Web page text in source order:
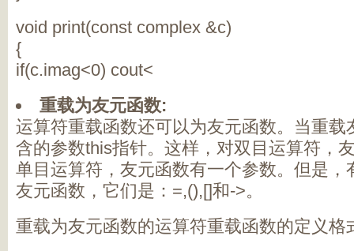
void print(const complex &c)
{
if(c.imag<0) cout<
重载为友元函数:
运算符重载函数还可以为友元函数。当重载
含的参数this指针。这样，对双目运算符，
单目运算符，友元函数有一个参数。但是，
友元函数，它们是：=,(),[]和->。
重载为友元函数的运算符重载函数的定义格